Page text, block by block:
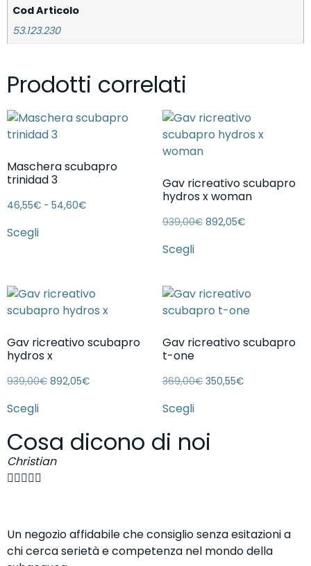
Cod Articolo
53.123.230
Prodotti correlati
Maschera scubapro
trinidad 3
46,55€ - 54,60€
Scegli
Gav ricreativo scubapro
hydros x woman
939,00€ 892,05€
Scegli
Gav ricreativo scubapro
hydros x
939,00€ 892,05€
Scegli
Gav ricreativo scubapro
t-one
369,00€ 350,55€
Scegli
Cosa dicono di noi
Christian

Un negozio affidabile che consiglio senza esitazioni a
chi cerca serietà e competenza nel mondo della